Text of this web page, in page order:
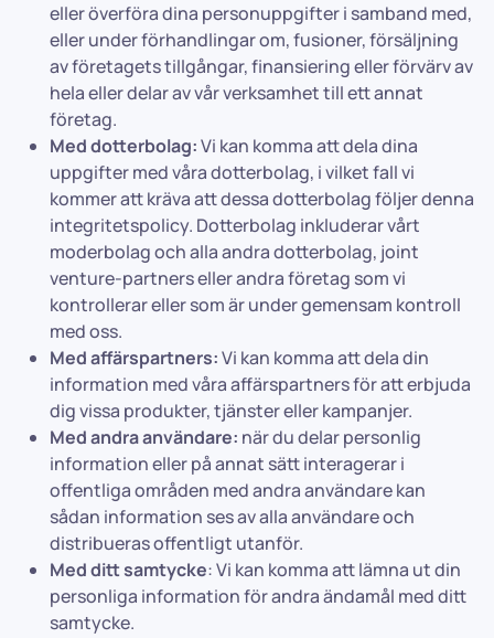
eller överföra dina personuppgifter i samband med,
eller under förhandlingar om, fusioner, försäljning
av företagets tillgångar, finansiering eller förvärv av
hela eller delar av vår verksamhet till ett annat
företag.
Med dotterbolag:Vi kan komma att dela dina
uppgifter med våra dotterbolag, i vilket fall vi
kommer att kräva att dessa dotterbolag följer denna
integritetspolicy. Dotterbolag inkluderar vårt
moderbolag och alla andra dotterbolag, joint
venture-partners eller andra företag som vi
kontrollerar eller som är under gemensam kontroll
med oss.
Med affärspartners:Vi kan komma att dela din
information med våra affärspartners för att erbjuda
dig vissa produkter, tjänster eller kampanjer.
Med andra användare: när du delar personlig
information eller på annat sätt interagerar i
offentliga områden med andra användare kan
sådan information ses av alla användare och
distribueras offentligt utanför.
Med ditt samtycke: Vi kan komma att lämna ut din
personliga information för andra ändamål med ditt
samtycke.